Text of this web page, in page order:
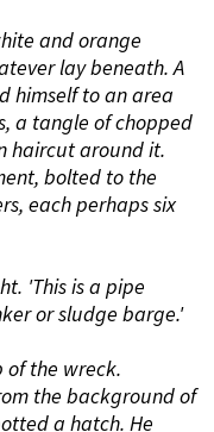
and orange
lay beneath. A
himself to an area
a tangle of chopped
haircut around it.
bolted to the
each perhaps six
'This is a pipe
or sludge barge.'
the wreck.
the background of
a hatch. He